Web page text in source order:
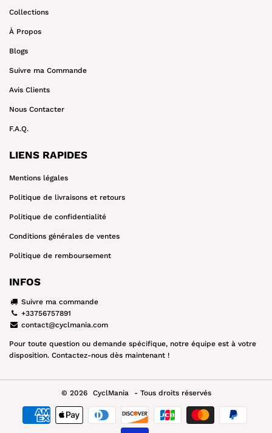
Collections
À Propos
Blogs
Suivre ma Commande
Avis Clients
Nous Contacter
F.A.Q.
LIENS RAPIDES
Mentions légales
Politique de livraisons et retours
Politique de confidentialité
Conditions générales de ventes
Politique de remboursement
INFOS
Suivre ma commande
+33756757891
contact@cyclmania.com
Pour toute question ou demande spécifique, notre équipe est à votre
disposition. Contactez-nous dès maintenant !
© 2026 CyclMania - Tous droits réservés